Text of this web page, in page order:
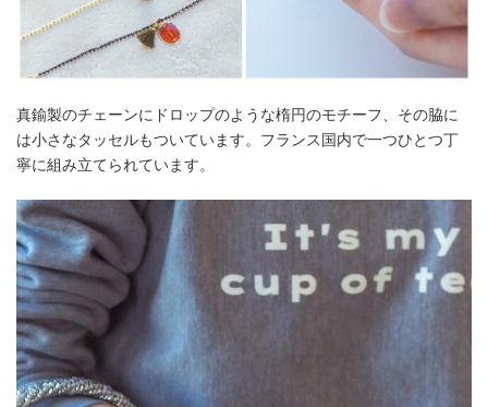
真鍮製のチェーンにドロップのような楕円のモチーフ、その脇に
は小さなタッセルもついています。フランス国内で一つひとつ丁
寧に組み立てられています。